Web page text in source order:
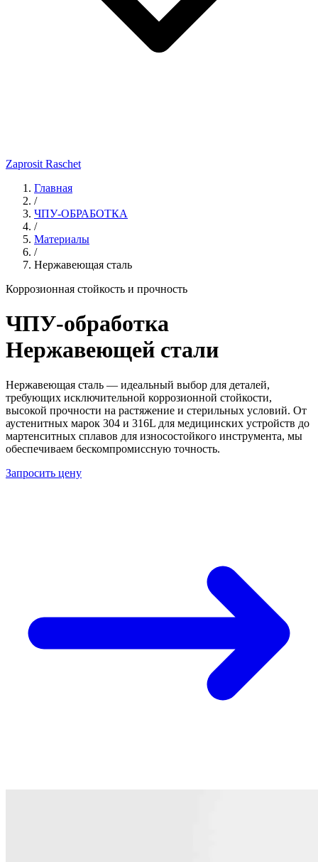
Zaprosit Raschet
Главная
/
ЧПУ-ОБРАБОТКА
/
Материалы
/
Нержавеющая сталь
Коррозионная стойкость и прочность
ЧПУ-обработка
Нержавеющей стали
Нержавеющая сталь — идеальный выбор для деталей,
требующих исключительной коррозионной стойкости,
высокой прочности на растяжение и стерильных условий. От
аустенитных марок 304 и 316L для медицинских устройств до
мартенситных сплавов для износостойкого инструмента, мы
обеспечиваем бескомпромиссную точность.
Запросить цену